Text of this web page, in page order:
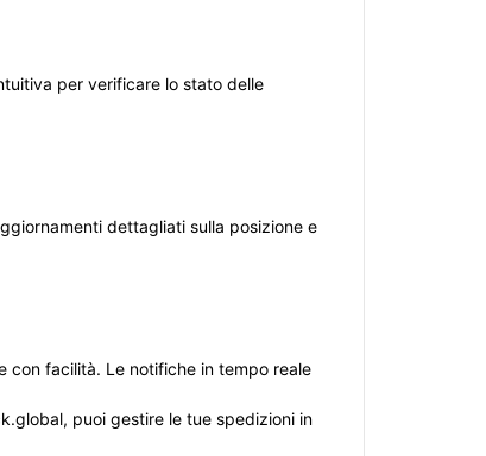
per verificare lo stato delle
dettagliati sulla posizione e
con facilità. Le notifiche in tempo reale
puoi gestire le tue spedizioni in